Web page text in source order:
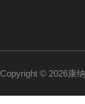
Copyright © 2026康